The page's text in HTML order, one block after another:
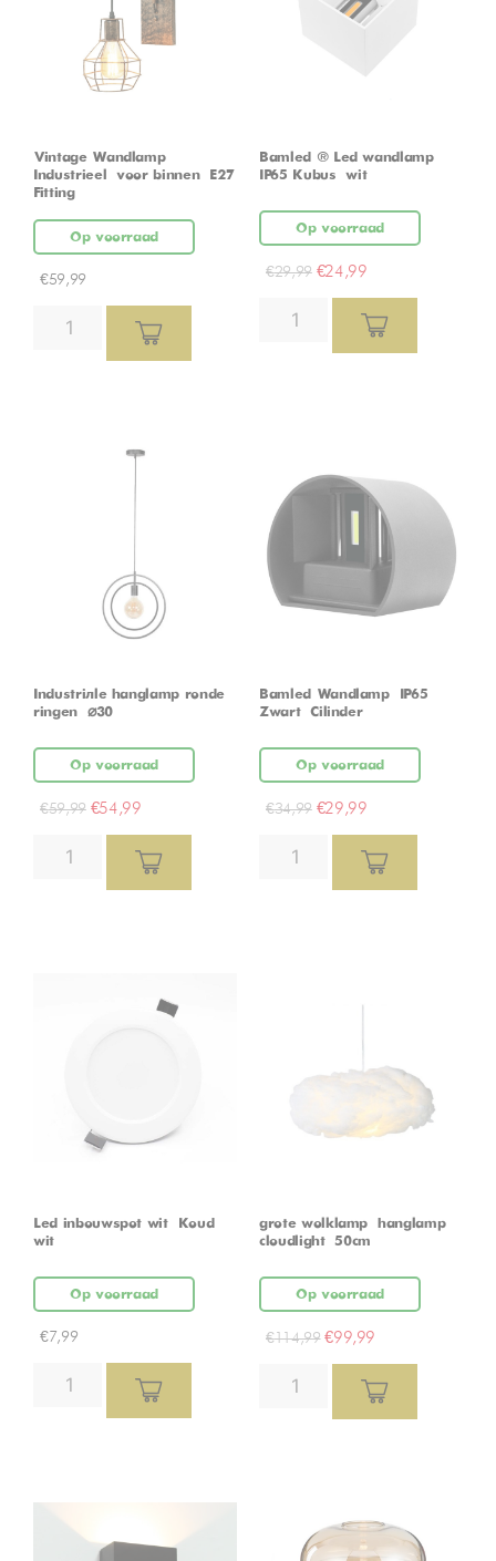
Vintage Wandlamp –
Industrieel – voor binnen – E27
Fitting
Op voorraad
€59,99
Bamled ® Led wandlamp
IP65 Kubus – wit
Op voorraad
€29,99 €24,99
Industriële hanglamp ronde
ringen – ⌀30
Op voorraad
€59,99 €54,99
Bamled Wandlamp – IP65 –
Zwart – Cilinder
Op voorraad
€34,99 €29,99
Led inbouwspot wit – Koud
wit
Op voorraad
€7,99
grote wolklamp – hanglamp –
cloudlight – 50cm
Op voorraad
€114,99 €99,99